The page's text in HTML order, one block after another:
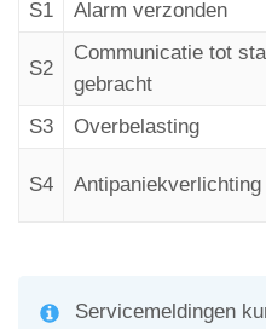
S1
Alarm verzonden
S2
Communicatie tot
gebracht
S3 Overbelasting
S4 Antipaniekverlichting
Servicemeldingen